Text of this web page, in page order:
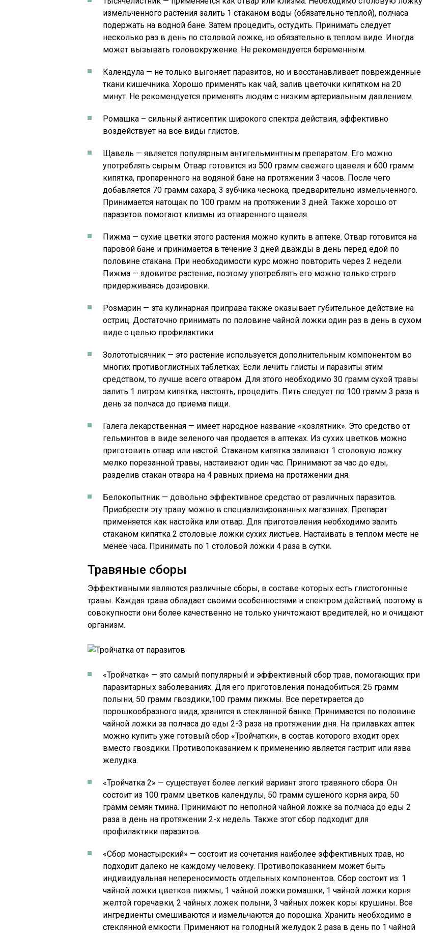
измельченного растения залить 1 стаканом воды (обязательно теплой), полчаса
подержать на водной бане. Затем процедить, остудить. Принимать следует
несколько раз в день по столовой ложке, но обязательно в теплом виде. Иногда
может вызывать головокружение. Не рекомендуется беременным.
Календула — не только выгоняет паразитов, но и восстанавливает поврежденные
ткани кишечника. Хорошо применять как чай, залив цветочки кипятком на 20
минут. Не рекомендуется применять людям с низким артериальным давлением.
Ромашка – сильный антисептик широкого спектра действия, эффективно
воздействует на все виды глистов.
Щавель — является популярным антигельминтным препаратом. Его можно
употреблять сырым. Отвар готовится из 500 грамм свежего щавеля и 600 грамм
кипятка, пропаренного на водяной бане на протяжении 3 часов. После чего
добавляется 70 грамм сахара, 3 зубчика чеснока, предварительно измельченного.
Принимается натощак по 100 грамм на протяжении 3 дней. Также хорошо от
паразитов помогают клизмы из отваренного щавеля.
Пижма — сухие цветки этого растения можно купить в аптеке. Отвар готовится на
паровой бане и принимается в течение 3 дней дважды в день перед едой по
половине стакана. При необходимости курс можно повторить через 2 недели.
Пижма — ядовитое растение, поэтому употреблять его можно только строго
придерживаясь дозировки.
Розмарин — эта кулинарная приправа также оказывает губительное действие на
остриц. Достаточно принимать по половине чайной ложки один раз в день в сухом
виде с целью профилактики.
Золототысячник — это растение используется дополнительным компонентом во
многих противоглистных таблетках. Если лечить глисты и паразиты этим
средством, то лучше всего отваром. Для этого необходимо 30 грамм сухой травы
залить 1 литром кипятка, настоять, процедить. Пить следует по 100 грамм 3 раза в
день за полчаса до приема пищи.
Галега лекарственная — имеет народное название «козлятник». Это средство от
гельминтов в виде зеленого чая продается в аптеках. Из сухих цветков можно
приготовить отвар или настой. Стаканом кипятка заливают 1 столовую ложку
мелко порезанной травы, настаивают один час. Принимают за час до еды,
разделив стакан отвара на 4 равных приема на протяжении дня.
Белокопытник — довольно эффективное средство от различных паразитов.
Приобрести эту траву можно в специализированных магазинах. Препарат
применяется как настойка или отвар. Для приготовления необходимо залить
стаканом кипятка 2 столовые ложки сухих листьев. Настаивать в теплом месте не
менее часа. Принимать по 1 столовой ложки 4 раза в сутки.
Травяные сборы
Эффективными являются различные сборы, в составе которых есть глистогонные
травы. Каждая трава обладает своими особенностями и спектром действий, поэтому в
совокупности они более качественно не только уничтожают вредителей, но и очищают
организм.
«Тройчатка» — это самый популярный и эффективный сбор трав, помогающих при
паразитарных заболеваниях. Для его приготовления понадобиться: 25 грамм
полыни, 50 грамм гвоздики,100 грамм пижмы. Все перетирается до
порошкообразного вида, хранится в стеклянной банке. Принимается по половине
чайной ложки за полчаса до еды 2-3 раза на протяжении дня. На прилавках аптек
можно купить уже готовый сбор «Тройчатки», в состав которого входит орех
вместо гвоздики. Противопоказанием к применению является гастрит или язва
желудка.
«Тройчатка 2» — существует более легкий вариант этого травяного сбора. Он
состоит из 100 грамм цветков календулы, 50 грамм сушеного корня аира, 50
грамм семян тмина. Принимают по неполной чайной ложке за полчаса до еды 2
раза в день на протяжении 2-х недель. Также этот сбор подходит для
профилактики паразитов.
«Сбор монастырский» — состоит из сочетания наиболее эффективных трав, но
подходит далеко не каждому человеку. Противопоказанием может быть
индивидуальная непереносимость отдельных компонентов. Сбор состоит из: 1
чайной ложки цветков пижмы, 1 чайной ложки ромашки, 1 чайной ложки корня
желтой горечавки, 2 чайных ложек полыни, 3 чайных ложек коры крушины. Все
ингредиенты смешиваются и измельчаются до порошка. Хранить необходимо в
стеклянной емкости. Применяют на голодный желудок 2 раза в день по 1 чайной